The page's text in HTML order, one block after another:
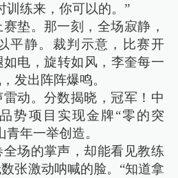
训练来，你可以的。”
垫。那一刻，全场寂静，
平静。裁判示意，比赛开
电，旋转如风，李奎每一
发出阵阵爆鸣。
动。分数揭晓，冠军！中
势项目实现金牌“零的突
年一举创造。
场的掌声，却能看见教练
张激动呐喊的脸。“知道拿